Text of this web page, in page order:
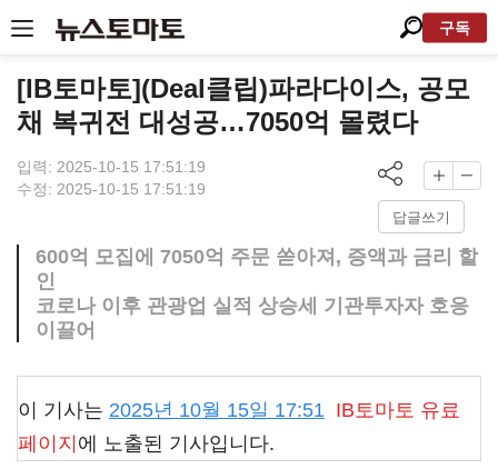
구독
[IB토마토](Deal클립)파라다이스, 공모
채 복귀전 대성공…7050억 몰렸다
입력: 2025-10-15 17:51:19
수정: 2025-10-15 17:51:19
답글쓰기
600억 모집에 7050억 주문 쏟아져, 증액과 금리 할
인
코로나 이후 관광업 실적 상승세 기관투자자 호응
이끌어
이 기사는 2025년 10월 15일 17:51 IB토마토 유료
페이지 에 노출된 기사입니다.